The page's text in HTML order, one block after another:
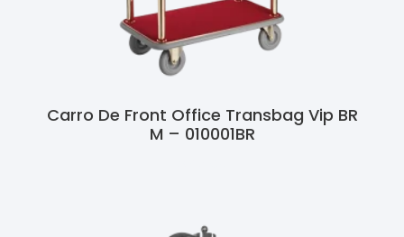
Carro De Front Office Transbag Vip BR
M – 010001BR